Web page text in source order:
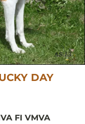
DAY
FI VMVA